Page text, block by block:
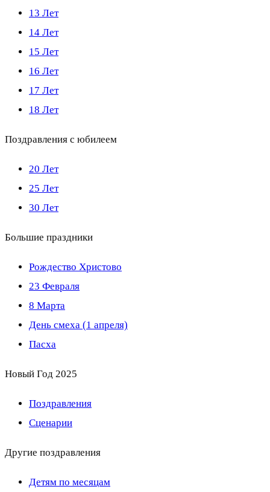
13 Лет
14 Лет
15 Лет
16 Лет
17 Лет
18 Лет
Поздравления с юбилеем
20 Лет
25 Лет
30 Лет
Большие праздники
Рождество Христово
23 Февраля
8 Марта
День смеха (1 апреля)
Пасха
Новый Год 2025
Поздравления
Сценарии
Другие поздравления
Детям по месяцам